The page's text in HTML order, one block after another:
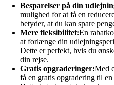
Besparelser på din
mulighed for at få en
betyder, at du kan spare
Mere fleksibilitet:En
at forlænge din
Dette er perfekt, hvis du
din rejse.
Gratis opgraderinger:Med
få en gratis opgradering til